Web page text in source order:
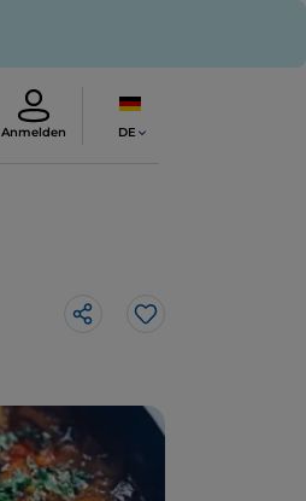
Anmelden DE
Like